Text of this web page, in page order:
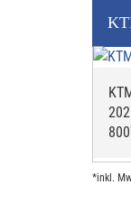
*inkl.